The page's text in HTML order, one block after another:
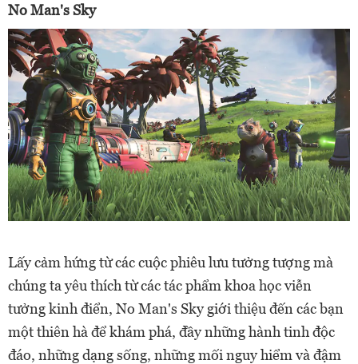
No Man's Sky
Lấy cảm hứng từ các cuộc phiêu lưu tưởng tượng mà
chúng ta yêu thích từ các tác phẩm khoa học viễn
tưởng kinh điển, No Man's Sky giới thiệu đến các bạn
một thiên hà để khám phá, đầy những hành tinh độc
đáo, những dạng sống, những mối nguy hiểm và đậm